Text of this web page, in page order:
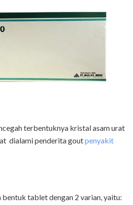
terbentuknya kristal asam urat
dialami penderita goutpenyakit
tablet dengan 2 varian, yaitu: